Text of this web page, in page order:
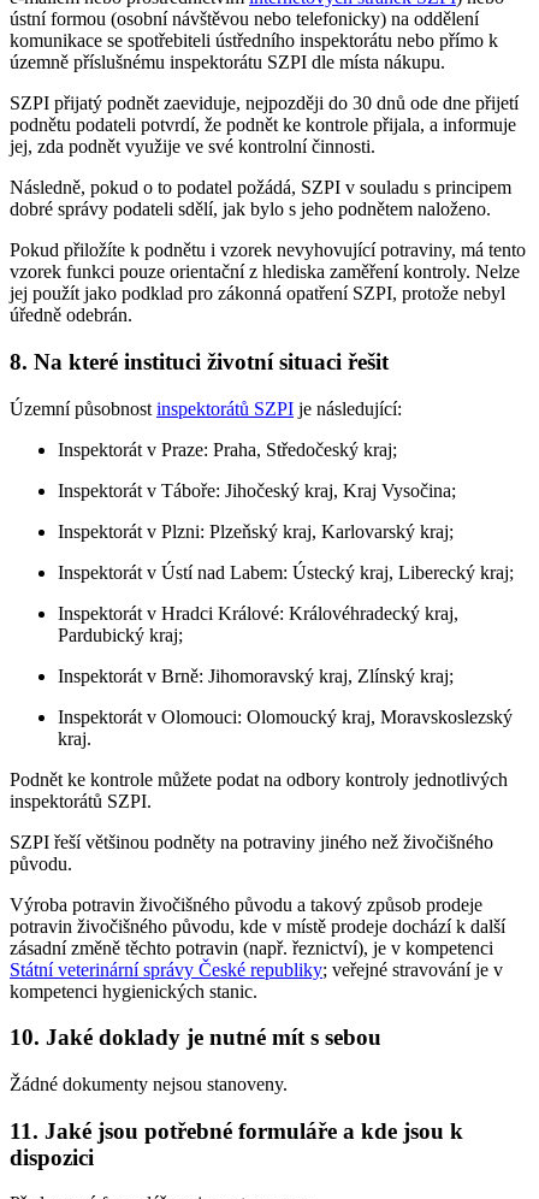
ústní formou (osobní návštěvou nebo telefonicky) na oddělení
komunikace se spotřebiteli ústředního inspektorátu nebo přímo k
územně příslušnému inspektorátu SZPI dle místa nákupu.
SZPI přijatý podnět zaeviduje, nejpozději do 30 dnů ode dne přijetí
podnětu podateli potvrdí, že podnět ke kontrole přijala, a informuje
jej, zda podnět využije ve své kontrolní činnosti.
Následně, pokud o to podatel požádá, SZPI v souladu s principem
dobré správy podateli sdělí, jak bylo s jeho podnětem naloženo.
Pokud přiložíte k podnětu i vzorek nevyhovující potraviny, má tento
vzorek funkci pouze orientační z hlediska zaměření kontroly. Nelze
jej použít jako podklad pro zákonná opatření SZPI, protože nebyl
úředně odebrán.
8. Na které instituci životní situaci řešit
Územní působnost inspektorátů SZPI je následující:
Inspektorát v Praze: Praha, Středočeský kraj;
Inspektorát v Táboře: Jihočeský kraj, Kraj Vysočina;
Inspektorát v Plzni: Plzeňský kraj, Karlovarský kraj;
Inspektorát v Ústí nad Labem: Ústecký kraj, Liberecký kraj;
Inspektorát v Hradci Králové: Královéhradecký kraj,
Pardubický kraj;
Inspektorát v Brně: Jihomoravský kraj, Zlínský kraj;
Inspektorát v Olomouci: Olomoucký kraj, Moravskoslezský
kraj.
Podnět ke kontrole můžete podat na odbory kontroly jednotlivých
inspektorátů SZPI.
SZPI řeší většinou podněty na potraviny jiného než živočišného
původu.
Výroba potravin živočišného původu a takový způsob prodeje
potravin živočišného původu, kde v místě prodeje dochází k další
zásadní změně těchto potravin (např. řeznictví), je v kompetenci
Státní veterinární správy České republiky; veřejné stravování je v
kompetenci hygienických stanic.
10. Jaké doklady je nutné mít s sebou
Žádné dokumenty nejsou stanoveny.
11. Jaké jsou potřebné formuláře a kde jsou k
dispozici